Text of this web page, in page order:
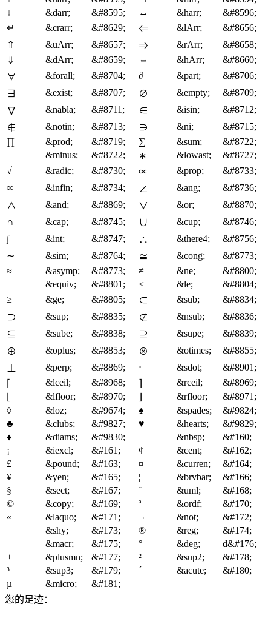
↓
&darr; &#8595; ↔ &harr;
&#8596;
↵
&crarr; &#8629; ⇐ &lArr;
&#8656;
⇑
&uArr; &#8657; ⇒ &rArr;
&#8658;
⇓
&dArr; &#8659; ⇔ &hArr;
&#8660;
∀
&forall; &#8704; ∂ &part;
&#8706;
∃
&exist; &#8707; ∅ &empty;
&#8709;
∇
&nabla; &#8711; ∈ &isin;
&#8712;
∉
&notin; &#8713; ∋ &ni;
&#8715;
∏
&prod; &#8719; ∑ &sum;
&#8722;
−
&minus; &#8722; ∗ &lowast;
&#8727;
√
&radic; &#8730; ∝ &prop;
&#8733;
∞
&infin; &#8734; ∠ &ang;
&#8736;
∧
&and; &#8869; ∨ &or;
&#8870;
∩
&cap; &#8745; ∪ &cup;
&#8746;
∫
&int; &#8747; ∴ &there4;
&#8756;
∼
&sim; &#8764; ≅ &cong;
&#8773;
≈
&asymp; &#8773; ≠ &ne;
&#8800;
≡
&equiv; &#8801; ≤ &le;
&#8804;
≥
&ge; &#8805; ⊂ &sub;
&#8834;
⊃
&sup; &#8835; ⊄ &nsub;
&#8836;
⊆
&sube; &#8838; ⊇ &supe;
&#8839;
⊕
&oplus; &#8853; ⊗ &otimes;
&#8855;
&perp; &#8869; ⋅ &sdot;
&#8901;
⌈
&lceil; &#8968; ⌉ &rceil;
&#8969;
&lfloor; &#8970; &rfloor;
&#8971;
◊
&loz; &#9674; ♠ &spades;
&#9824;
♣
&clubs; &#9827; ♥ &hearts;
&#9829;
♦
&diams; &#9830; &nbsp;
&#160;
¡
&iexcl; &#161; ¢ &cent;
&#162;
£
&pound; &#163; ¤ &curren;
&#164;
¥
&yen; &#165; ¦ &brvbar;
&#166;
§
&sect; &#167; ¨ &uml;
&#168;
©
&copy; &#169; ª &ordf;
&#170;
«
&laquo; &#171; ¬ &not;
&#172;
&shy;
&#173; ® &reg;
&#174;
¯
&macr; &#175; ° &deg;
d&#176;
±
&plusmn; &#177; ² &sup2;
&#178;
³
&sup3; &#179; ´ &acute;
&#180;
µ
&micro;
&#181;
您的足迹：